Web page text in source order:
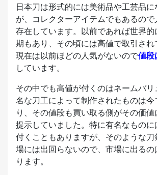
日本刀は形式的には美術品や工芸品
が、コレクターアイテムでもあるの
存在しています。以前であれば世界
期もあり、その頃には高値で取引され
現在は以前ほどの人気がないので値段
しています。
その中でも高値が付くのはネームバ
名な刀工によって制作されたものは
り、その値段も買い取る側がその価
提示していました。特に有名なもの
付くこともありますが、そのような
場には出回らないので、市場に出る
ります。